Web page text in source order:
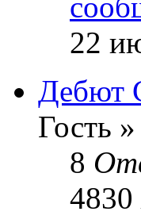
22
Дебют
Гость
8
4830